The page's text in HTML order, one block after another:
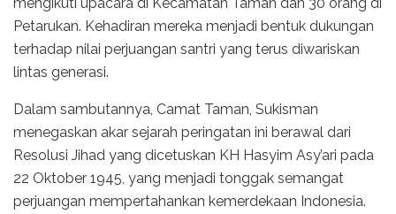
Petarukan. Kehadiran mereka menjadi bentuk dukungan
terhadap nilai perjuangan santri yang terus diwariskan
lintas generasi.
Dalam sambutannya, Camat Taman, Sukisman
menegaskan akar sejarah peringatan ini berawal dari
Resolusi Jihad yang dicetuskan KH Hasyim Asy’ari pada
22 Oktober 1945, yang menjadi tonggak semangat
perjuangan mempertahankan kemerdekaan Indonesia.